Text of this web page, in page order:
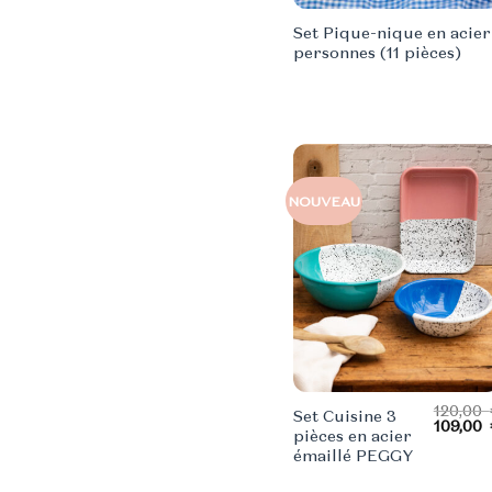
Set Pique-nique en
personnes (11 pièces)
NOUVEAU
Set Cuisine 3
pièces en acier
émaillé PEGGY
120,00
Le
prix
109,00